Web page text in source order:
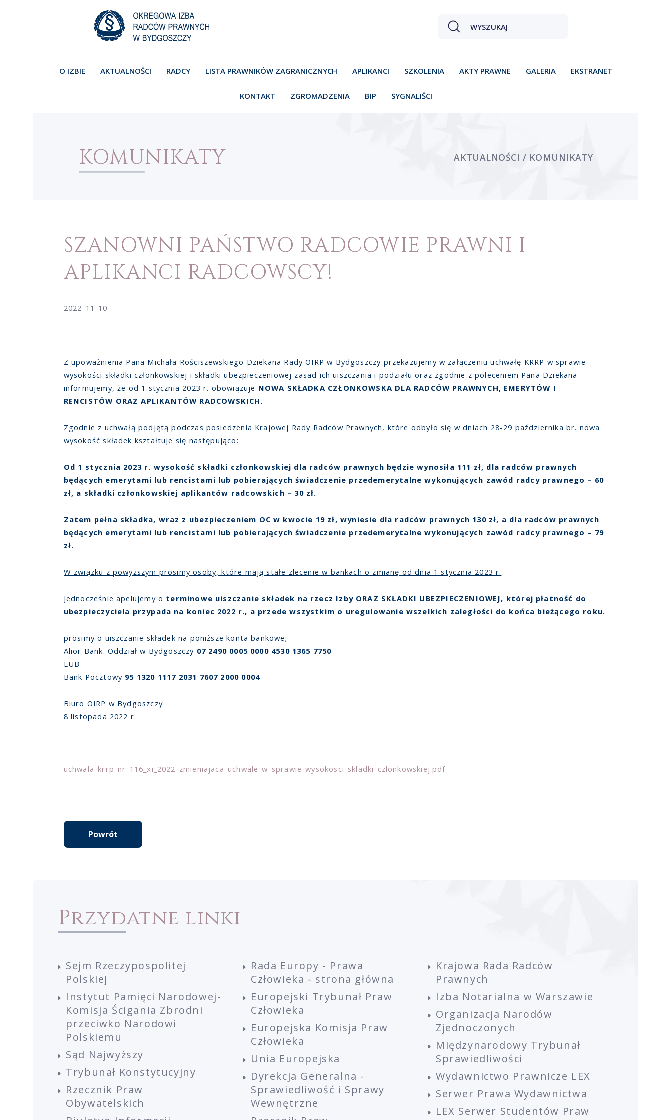
O IZBIE AKTUALNOŚCI RADCY LISTA PRAWNIKÓW ZAGRANICZNYCH APLIKANCI SZKOLENIA AKTY PRAWNE GALERIA EKSTRANET
KONTAKT ZGROMADZENIA BIP SYGNALIŚCI
KOMUNIKATY AKTUALNOŚCI / KOMUNIKATY
SZANOWNI PAŃSTWO RADCOWIE PRAWNI I
APLIKANCI RADCOWSCY!
2022-11-10
Z upoważnienia Pana Michała Rościszewskiego Dziekana Rady OIRP w Bydgoszczy przekazujemy w załączeniu uchwałę KRRP w sprawie
wysokości składki członkowskiej i składki ubezpieczeniowej zasad ich uiszczania i podziału oraz zgodnie z poleceniem Pana Dziekana
informujemy, że od 1 stycznia 2023 r. obowiązuje NOWA SKŁADKA CZŁONKOWSKA DLA RADCÓW PRAWNYCH, EMERYTÓW I
RENCISTÓW ORAZ APLIKANTÓW RADCOWSKICH.
Zgodnie z uchwałą podjętą podczas posiedzenia Krajowej Rady Radców Prawnych, które odbyło się w dniach 28-29 października br. nowa
wysokość składek kształtuje się następująco:
Od 1 stycznia 2023 r. wysokość składki członkowskiej dla radców prawnych będzie wynosiła 111 zł, dla radców prawnych
będących emerytami lub rencistami lub pobierających świadczenie przedemerytalne wykonujących zawód radcy prawnego – 60
zł, a składki członkowskiej aplikantów radcowskich – 30 zł.
Zatem pełna składka, wraz z ubezpieczeniem OC w kwocie 19 zł, wyniesie dla radców prawnych 130 zł, a dla radców prawnych
będących emerytami lub rencistami lub pobierających świadczenie przedemerytalne wykonujących zawód radcy prawnego – 79
zł.
W związku z powyższym prosimy osoby, które mają stałe zlecenie w bankach o zmianę od dnia 1 stycznia 2023 r.
Jednocześnie apelujemy o terminowe uiszczanie składek na rzecz Izby ORAZ SKŁADKI UBEZPIECZENIOWEJ, której płatność do
ubezpieczyciela przypada na koniec 2022 r., a przede wszystkim o uregulowanie wszelkich zaległości do końca bieżącego roku.
prosimy o uiszczanie składek na poniższe konta bankowe;
Alior Bank. Oddział w Bydgoszczy 07 2490 0005 0000 4530 1365 7750
LUB
Bank Pocztowy 95 1320 1117 2031 7607 2000 0004
Biuro OIRP w Bydgoszczy
8 listopada 2022 r.
uchwala-krrp-nr-116_xi_2022-zmieniajaca-uchwale-w-sprawie-wysokosci-skladki-czlonkowskiej.pdf
Powrót
Przydatne linki
Sejm Rzeczypospolitej
Polskiej
Instytut Pamięci Narodowej-
Komisja Ścigania Zbrodni
przeciwko Narodowi
Polskiemu
Sąd Najwyższy
Trybunał Konstytucyjny
Rzecznik Praw
Obywatelskich
Rada Europy - Prawa
Człowieka - strona główna
Europejski Trybunał Praw
Człowieka
Europejska Komisja Praw
Człowieka
Unia Europejska
Dyrekcja Generalna -
Sprawiedliwość i Sprawy
Wewnętrzne
Krajowa Rada Radców
Prawnych
Izba Notarialna w Warszawie
Organizacja Narodów
Zjednoczonych
Międzynarodowy Trybunał
Sprawiedliwości
Wydawnictwo Prawnicze LEX
Serwer Prawa Wydawnictwa
LEX Serwer Studentów Praw